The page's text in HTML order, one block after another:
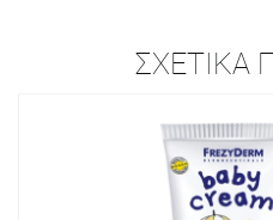
ΣΧΕΤΙΚΆ